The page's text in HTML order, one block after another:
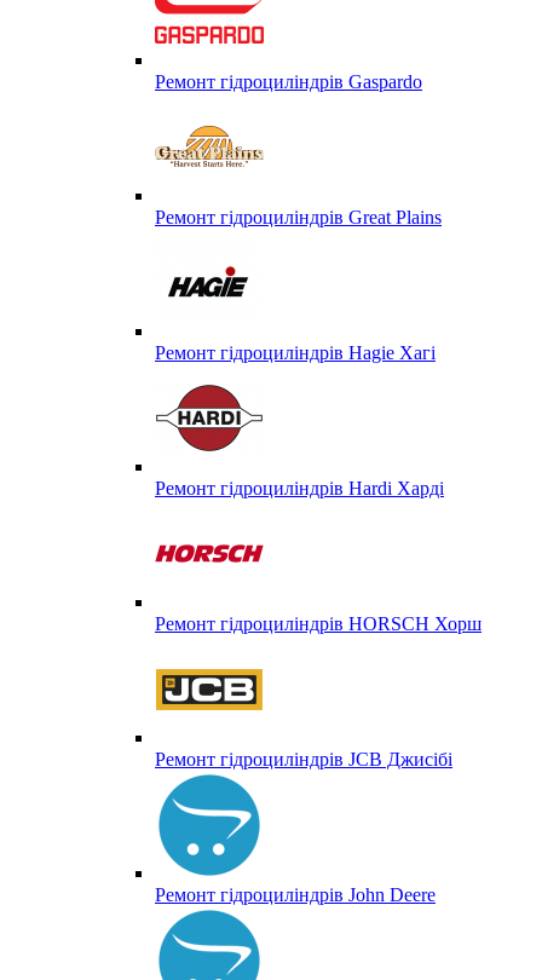
Ремонт гідроциліндрів Gaspardo
Ремонт гідроциліндрів Great Plains
Ремонт гідроциліндрів Hagie Хагі
Ремонт гідроциліндрів Hardi Харді
Ремонт гідроциліндрів HORSCH Хорш
Ремонт гідроциліндрів JCB Джисібі
Ремонт гідроциліндрів John Deere